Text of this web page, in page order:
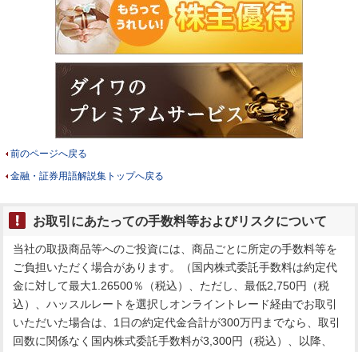
前のページへ戻る
金融・証券用語解説集トップへ戻る
お取引にあたっての手数料等およびリスクについて
当社の取扱商品等へのご投資には、商品ごとに所定の手数料等を
ご負担いただく場合があります。（国内株式委託手数料は約定代
金に対して最大1.26500％（税込）、ただし、最低2,750円（税
込）、ハッスルレートを選択しオンライントレード経由でお取引
いただいた場合は、1日の約定代金合計が300万円までなら、取引
回数に関係なく国内株式委託手数料が3,300円（税込）、以降、